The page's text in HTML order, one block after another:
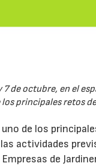
7 de octubre, en el
principales retos
de los
actividades
de